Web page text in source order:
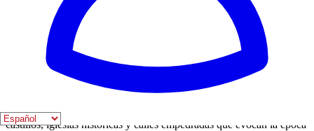
y eventos culturales al aire libre. Los meses de abril a septiembre
ofrecen una experiencia vibrante.
Dónde vivirlo
Chinchilla de Montearagón es un destino ideal para experimentar la
castillos, iglesias históricas y calles empedradas que evocan la época